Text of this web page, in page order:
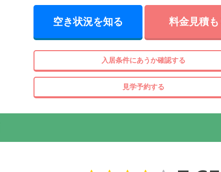
空き状況を知る 料金見積も
入居条件にあうか確認する
見学予約する